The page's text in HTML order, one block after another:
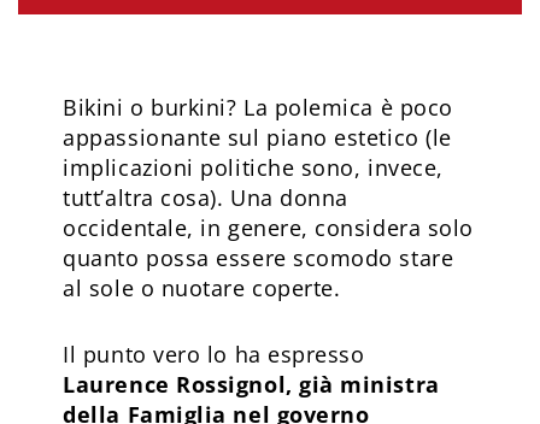
Bikini o burkini? La polemica è poco
appassionante sul piano estetico (le
implicazioni politiche sono, invece,
tutt’altra cosa). Una donna
occidentale, in genere, considera solo
quanto possa essere scomodo stare
al sole o nuotare coperte.
Il punto vero lo ha espresso
Laurence Rossignol, già ministra
della Famiglia nel governo